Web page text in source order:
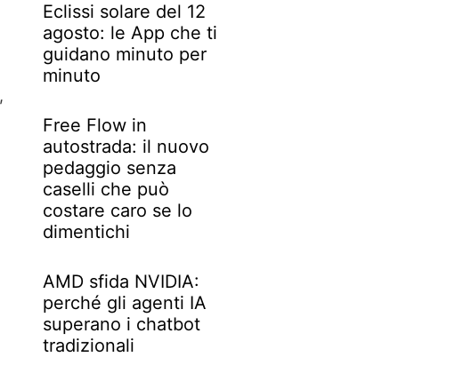
,
Eclissi solare del 12
agosto: le App che ti
guidano minuto per
minuto
Free Flow in
autostrada: il nuovo
pedaggio senza
caselli che può
costare caro se lo
dimentichi
AMD sfida NVIDIA:
perché gli agenti IA
superano i chatbot
tradizionali